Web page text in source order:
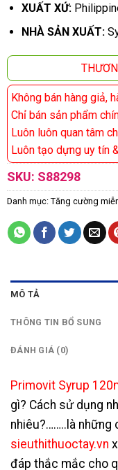
XUẤT XỨ:
NHÀ SẢN XUẤT:
Không bán hàng giả,
Chỉ bán sản phẩm
Luôn luôn quan tâm
Luôn tạo dựng uy tín
SKU: S88298
Danh mục: Tăng cường
MÔ TẢ
THÔNG TIN BỔ SUNG
ĐÁNH GIÁ (0)
Primovit Syrup
gì? Cách sử dụng
nhiêu?……..là những
sieuthithuoctay.vn
đáp thắc mắc cho